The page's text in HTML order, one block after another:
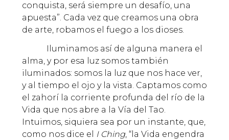
conquista, será siempre un desafío, una
apuesta”. Cada vez que creamos una obra
de arte, robamos el fuego a los dioses.
Iluminamos así de alguna manera el
alma, y por esa luz somos también
iluminados: somos la luz que nos hace ver,
y al tiempo el ojo y la vista. Captamos como
el zahorí la corriente profunda del río de la
Vida que nos abre a la Vía del Tao.
Intuimos, siquiera sea por un instante, que,
como nos dice el
I Ching, “la Vida engendra